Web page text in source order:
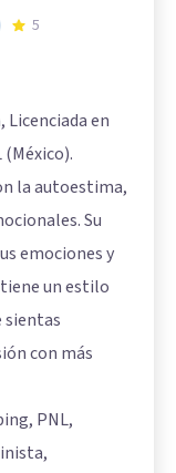
5
Licenciada en
la autoestima,
Su
emociones y
un estilo
sientas
con más
PNL,